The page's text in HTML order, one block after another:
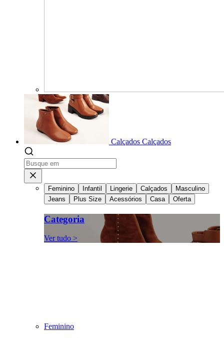
Calçados Calçados
Feminino Infantil Lingerie Calçados
Masculino
Jeans
Plus Size Acessórios Casa Oferta
Categoria
Ver tudo >
Feminino